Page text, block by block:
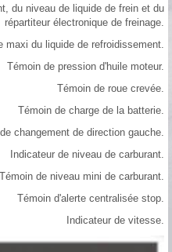
du niveau de liquide de frein et du
répartiteur électronique de freinage.
maxi du liquide de refroidissement.
Témoin de pression d'huile moteur.
Témoin de roue crevée.
Témoin de charge de la batterie.
changement de direction gauche.
Indicateur de niveau de carburant.
Témoin de niveau mini de carburant.
Témoin d'alerte centralisée stop.
Indicateur de vitesse.